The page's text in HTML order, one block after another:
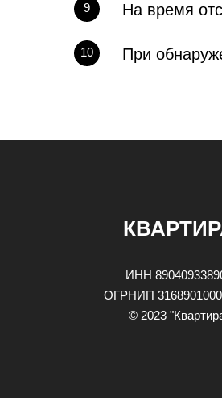
9 На время
10 ​При
ИНН
ОГРНИП
© 2023